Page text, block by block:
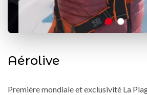
Aérolive
Première mondiale et exclusivité La